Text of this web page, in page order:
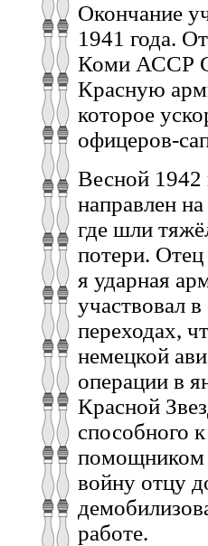
Окончание
1941 года.
Коми АССР
Красную
которое
офицеров-
Весной 1942
направлен
где шли
потери.
я ударная
участвовал
переходах,
немецкой
операции в
Красной
способного
помощником
войну отцу
работе.